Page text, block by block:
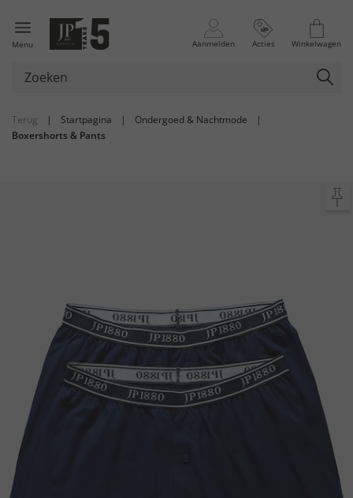
Menu Aanmelden Acties Winkelwagen
Terug | Startpagina | Ondergoed & Nachtmode
|
Boxershorts & Pants